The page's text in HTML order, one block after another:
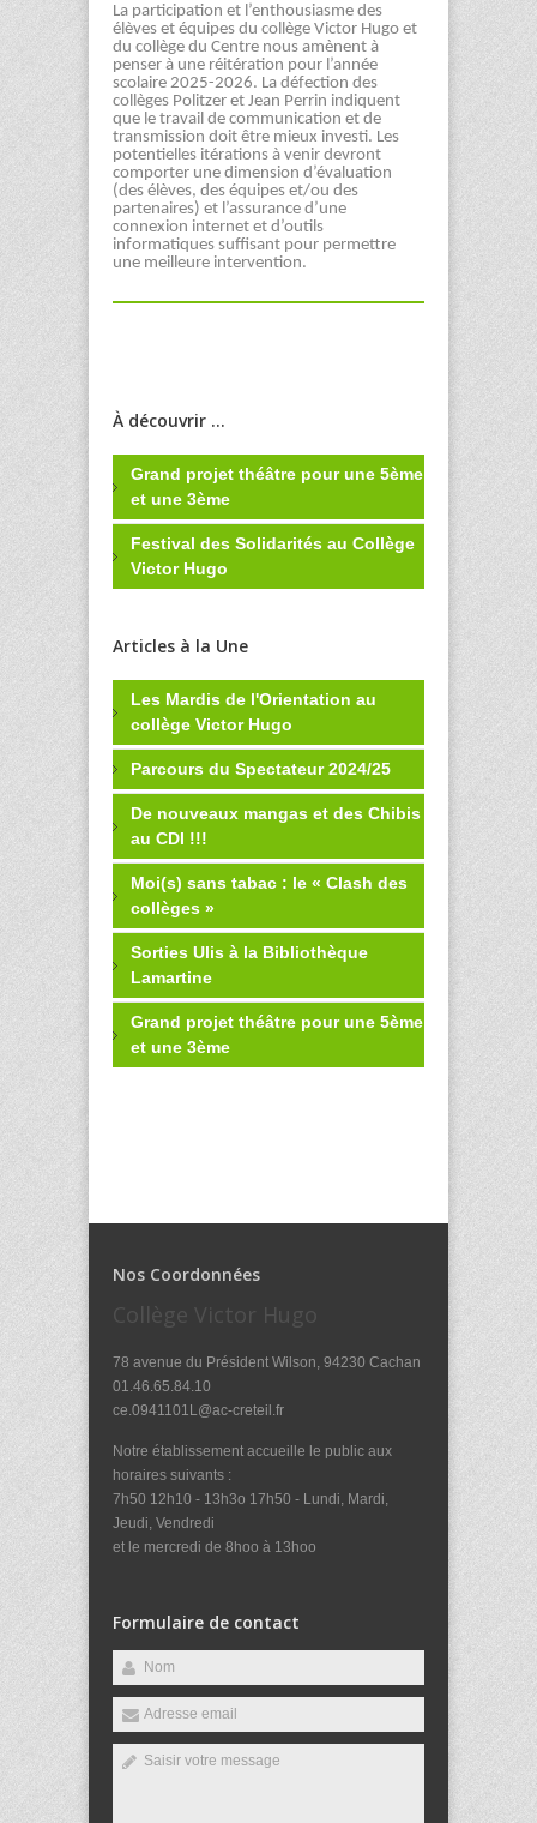
La participation et l’enthousiasme des
élèves et équipes du collège Victor Hugo et
du collège du Centre nous amènent à
penser à une réitération pour l’année
scolaire 2025-2026. La défection des
collèges Politzer et Jean Perrin indiquent
que le travail de communication et de
transmission doit être mieux investi. Les
potentielles itérations à venir devront
comporter une dimension d’évaluation
(des élèves, des équipes et/ou des
partenaires) et l’assurance d’une
connexion internet et d’outils
informatiques suffisant pour permettre
une meilleure intervention.
À découvrir ...
Grand projet théâtre pour une 5ème
et une 3ème
Festival des Solidarités au Collège
Victor Hugo
Articles à la Une
Les Mardis de l'Orientation au
collège Victor Hugo
Parcours du Spectateur 2024/25
De nouveaux mangas et des Chibis
au CDI !!!
Moi(s) sans tabac : le « Clash des
collèges »
Sorties Ulis à la Bibliothèque
Lamartine
Grand projet théâtre pour une 5ème
et une 3ème
Nos Coordonnées
Collège Victor Hugo
78 avenue du Président Wilson, 94230 Cachan
01.46.65.84.10
ce.0941101L@ac-creteil.fr
Notre établissement accueille le public aux
horaires suivants :
7h50 12h10 - 13h3o 17h50 - Lundi, Mardi,
Jeudi, Vendredi
et le mercredi de 8hoo à 13hoo
Formulaire de contact